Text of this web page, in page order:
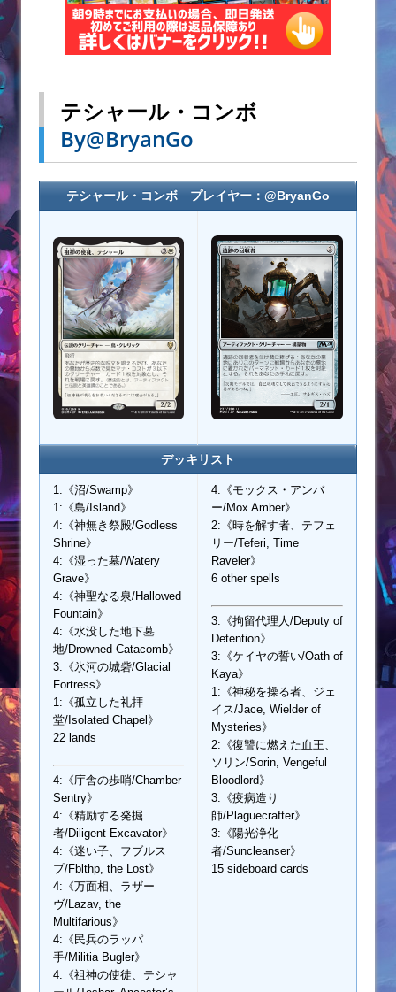
テシャール・コンボ
By@BryanGo
テシャール・コンボ プレイヤー：@BryanGo
デッキリスト
1:《沼/Swamp》
1:《島/Island》
4:《神無き祭殿/Godless
Shrine》
4:《湿った墓/Watery
Grave》
4:《神聖なる泉/Hallowed
Fountain》
4:《水没した地下墓
地/Drowned Catacomb》
3:《氷河の城砦/Glacial
Fortress》
1:《孤立した礼拝
堂/Isolated Chapel》
22 lands
4:《庁舎の歩哨/Chamber
Sentry》
4:《精励する発掘
者/Diligent Excavator》
4:《迷い子、フブルス
プ/Fblthp, the Lost》
4:《万面相、ラザー
ヴ/Lazav, the
Multifarious》
4:《民兵のラッパ
手/Militia Bugler》
4:《祖神の使徒、テシャ
4:《モックス・アンバ
ー/Mox Amber》
2:《時を解す者、テフェ
リー/Teferi, Time
Raveler》
6 other spells
3:《拘留代理人/Deputy of
Detention》
3:《ケイヤの誓い/Oath of
Kaya》
1:《神秘を操る者、ジェ
イス/Jace, Wielder of
Mysteries》
2:《復讐に燃えた血王、
ソリン/Sorin, Vengeful
Bloodlord》
3:《疫病造り
師/Plaguecrafter》
3:《陽光浄化
者/Suncleanser》
15 sideboard cards